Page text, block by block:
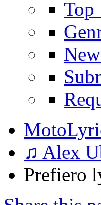
Top
♫ Alex
Prefiero